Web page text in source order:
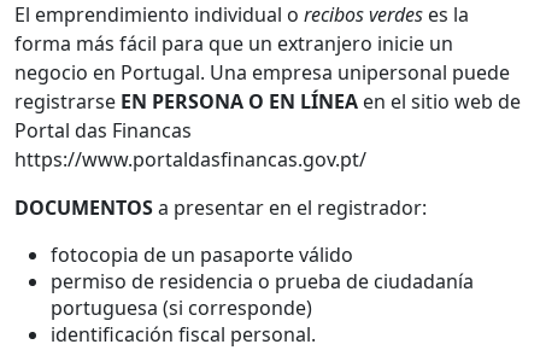
El emprendimiento individual o recibos verdes es la
forma más fácil para que un extranjero inicie un
negocio en Portugal. Una empresa unipersonal puede
registrarse EN PERSONA O EN LÍNEA en el sitio web de
Portal das Financas
https://www.portaldasfinancas.gov.pt/
DOCUMENTOSa presentar en el registrador:
fotocopia de un pasaporte válido
permiso de residencia o prueba de ciudadanía
portuguesa (si corresponde)
identificación fiscal personal.